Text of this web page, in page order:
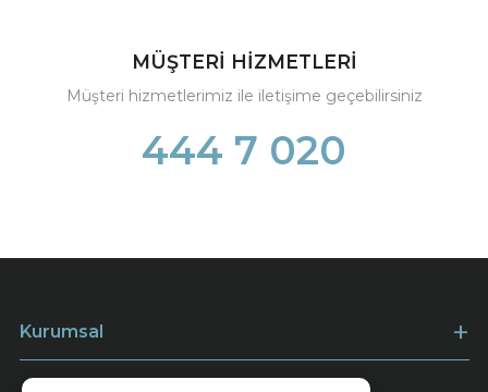
MÜŞTERİ HİZMETLERİ
Müşteri hizmetlerimiz ile iletişime geçebilirsiniz
444 7 020
Kurumsal